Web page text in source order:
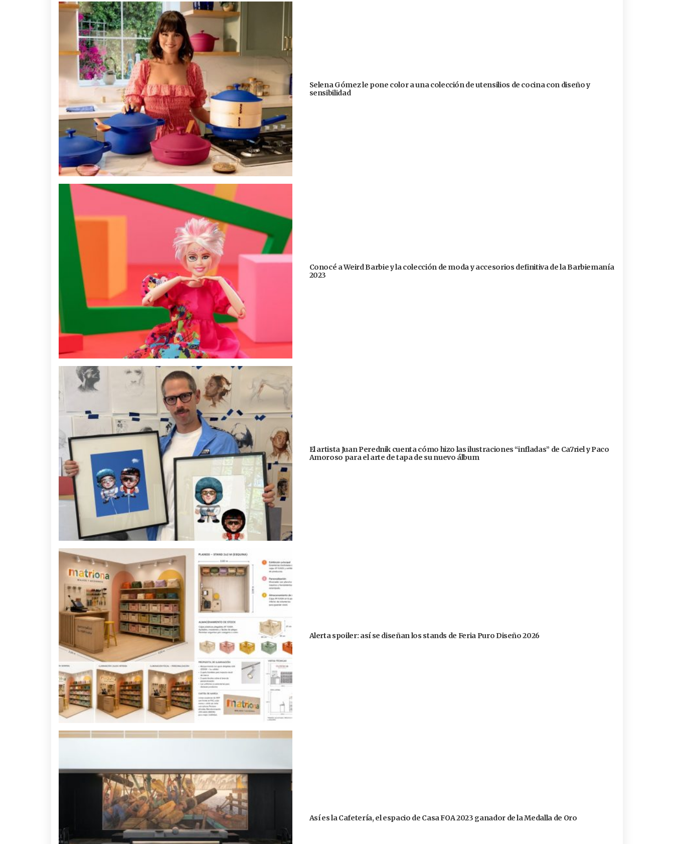
Selena Gómez le pone color a una colección de utensilios de cocina con diseño y
sensibilidad
Conocé a Weird Barbie y la colección de moda y accesorios definitiva de la Barbiemanía
2023
El artista Juan Perednik cuenta cómo hizo las ilustraciones “infladas” de Ca7riel y Paco
Amoroso para el arte de tapa de su nuevo álbum
Alerta spoiler: así se diseñan los stands de Feria Puro Diseño 2026
Así es la Cafetería, el espacio de Casa FOA 2023 ganador de la Medalla de Oro